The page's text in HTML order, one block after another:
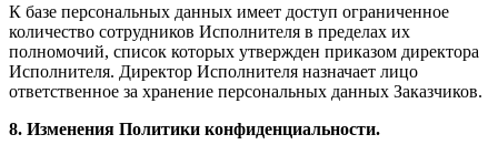
К базе персональных данных имеет доступ ограниченное
количество сотрудников Исполнителя в пределах их
полномочий, список которых утвержден приказом директора
Исполнителя. Директор Исполнителя назначает лицо
ответственное за хранение персональных данных Заказчиков.
8. Изменения Политики конфиденциальности.